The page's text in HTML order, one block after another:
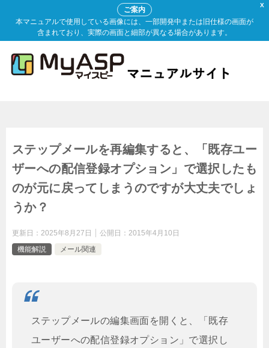
X
ご案内
本マニュアルで使用している画像には、一部開発中または旧仕様の画面が
含まれており、実際の画面と細部が異なる場合があります。
ステップメールを再編集すると、「既存ユー
ザーへの配信登録オプション」で選択したも
のが元に戻ってしまうのですが大丈夫でしょ
うか？
更新日： 2025年8月27日 公開日： 2015年4月10日
機能解説
メール関連
ステップメールの編集画面を開くと、「既存
ユーザーへの配信登録オプション」で選択し